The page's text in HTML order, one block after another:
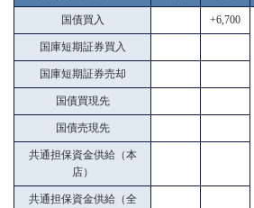
国債買入 +6,700
国庫短期証券買入
国庫短期証券売却
国債買現先
国債売現先
共通担保資金供給（本
店）
共通担保資金供給（全